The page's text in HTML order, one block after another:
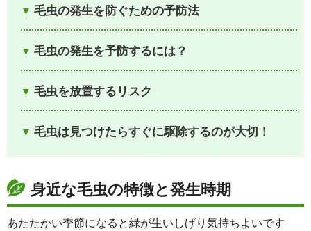
毛虫の発生を防ぐための予防法
毛虫の発生を予防するには？
毛虫を放置するリスク
毛虫は見つけたらすぐに駆除するのが大切！
身近な毛虫の特徴と発生時期
あたたかい季節になると緑が生いしげり気持ちよいです